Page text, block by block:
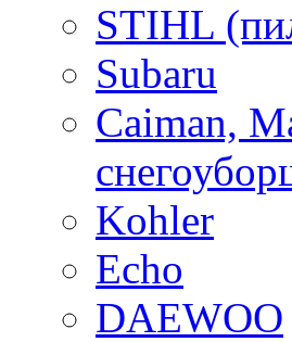
STIHL
Subaru
Caiman,
Kohler
Echo
DAEWOO